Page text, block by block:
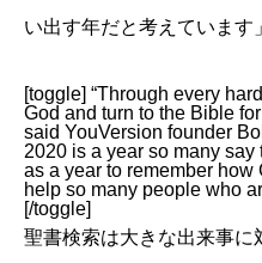
い出す年だと考えています」
[toggle] “Through every
God and turn to the Bible
said YouVersion founder
2020 is a year so many say
as a year to remember
help so many people who
[/toggle]
聖書検索は大きな出来事